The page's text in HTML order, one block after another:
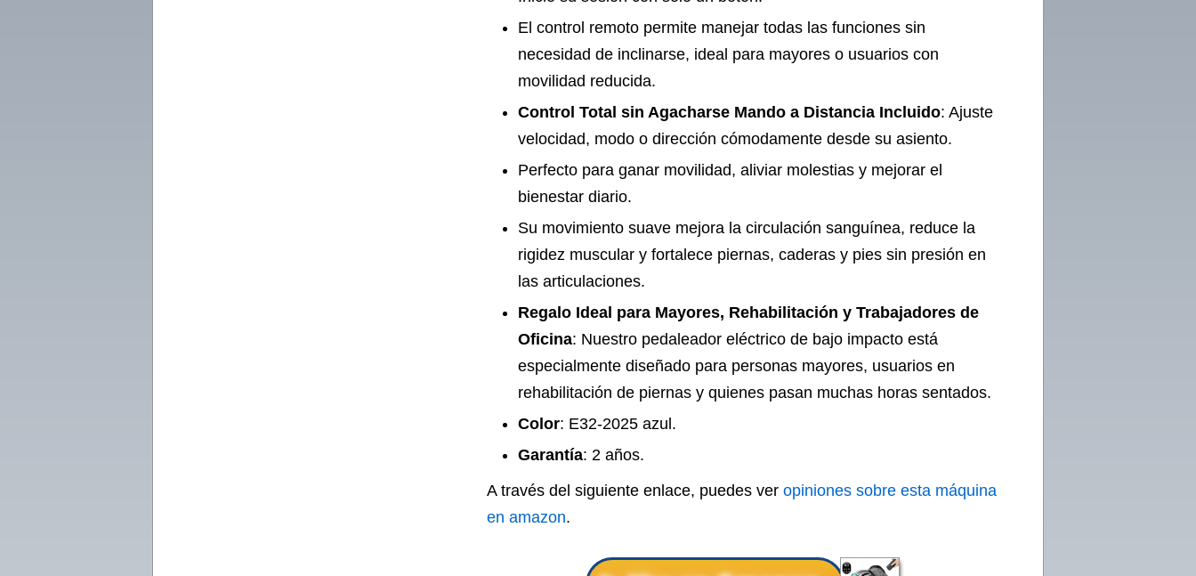
El control remoto permite manejar todas las funciones sin
necesidad de inclinarse, ideal para mayores o usuarios con
movilidad reducida.
Control Total sin Agacharse Mando a Distancia Incluido: Ajuste
velocidad, modo o dirección cómodamente desde su asiento.
Perfecto para ganar movilidad, aliviar molestias y mejorar el
bienestar diario.
Su movimiento suave mejora la circulación sanguínea, reduce la
rigidez muscular y fortalece piernas, caderas y pies sin presión en
las articulaciones.
Regalo Ideal para Mayores, Rehabilitación y Trabajadores de
Oficina: Nuestro pedaleador eléctrico de bajo impacto está
especialmente diseñado para personas mayores, usuarios en
rehabilitación de piernas y quienes pasan muchas horas sentados.
Color: E32-2025 azul.
Garantía: 2 años.
A través del siguiente enlace, puedes ver opiniones sobre esta máquina
en amazon.